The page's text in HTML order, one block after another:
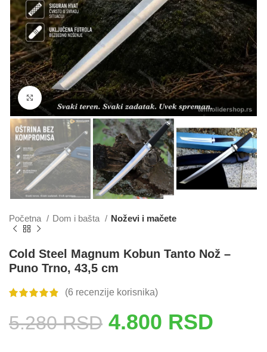
Click to enlarge
Početna Dom i bašta Noževi i mačete
Cold Steel Magnum Kobun Tanto Nož –
Puno Trno, 43,5 cm
(6 recenzije korisnika)
5.280RSD 4.800 RSD